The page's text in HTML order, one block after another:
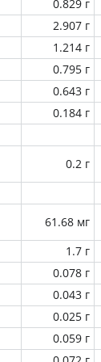
0.829 г
2.907 г
1.214 г
0.795 г
0.643 г
0.184 г
0.2 г
61.68 мг
1.7 г
0.078 г
0.043 г
0.025 г
0.059 г